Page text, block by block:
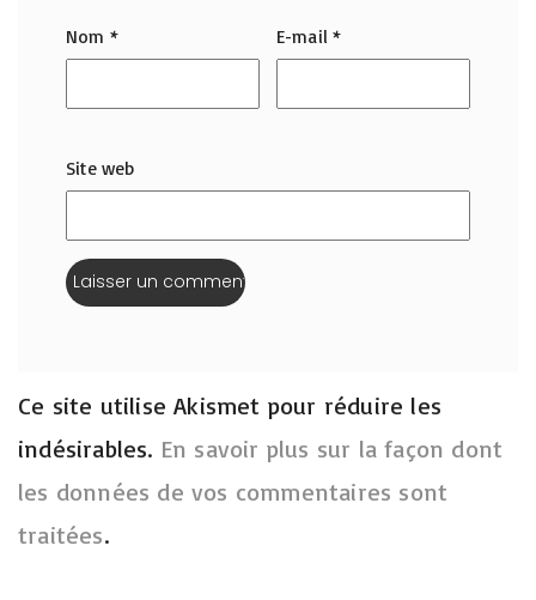
Nom * E-mail*
Site web
Ce site utilise Akismet pour réduire les
indésirables. En savoir plus sur la façon dont
les données de vos commentaires sont
traitées.